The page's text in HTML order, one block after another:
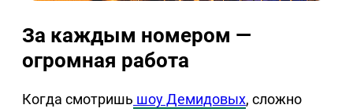
За каждым номером —
огромная работа
Когда смотришь шоу Демидовых, сложно